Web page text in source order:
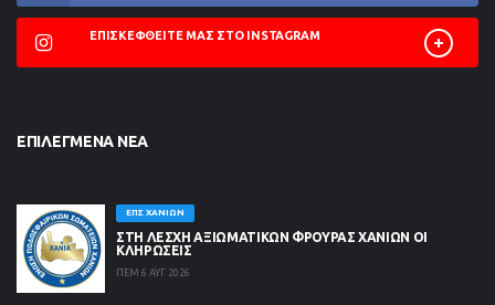
ΕΠΙΣΚΕΦΘΕΊΤΕ ΜΑΣ ΣΤΟ INSTAGRAM
ΕΠΙΛΕΓΜΈΝΑ ΝΈΑ
ΕΠΣ ΧΑΝΊΩΝ
ΣΤΗ ΛΈΣΧΗ ΑΞΙΩΜΑΤΙΚΏΝ ΦΡΟΥΡΆΣ ΧΑΝΊΩΝ ΟΙ
ΚΛΗΡΏΣΕΙΣ
ΠΕΜ 6 ΑΥΓ 2026